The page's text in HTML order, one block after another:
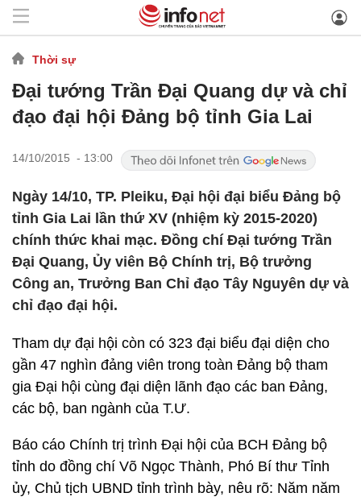
Thời sự
Đại tướng Trần Đại Quang dự và chỉ
đạo đại hội Đảng bộ tỉnh Gia Lai
14/10/2015 - 13:00
Ngày 14/10, TP. Pleiku, Đại hội đại biểu Đảng bộ
tỉnh Gia Lai lần thứ XV (nhiệm kỳ 2015-2020)
chính thức khai mạc. Đồng chí Đại tướng Trần
Đại Quang, Ủy viên Bộ Chính trị, Bộ trưởng
Công an, Trưởng Ban Chỉ đạo Tây Nguyên dự và
chỉ đạo đại hội.
Tham dự đại hội còn có 323 đại biểu đại diện cho
gần 47 nghìn đảng viên trong toàn Đảng bộ tham
gia Đại hội cùng đại diện lãnh đạo các ban Đảng,
các bộ, ban ngành của T.Ư.
Báo cáo Chính trị trình Đại hội của BCH Đảng bộ
tỉnh do đồng chí Võ Ngọc Thành, Phó Bí thư Tỉnh
ủy, Chủ tịch UBND tỉnh trình bày, nêu rõ: Năm năm